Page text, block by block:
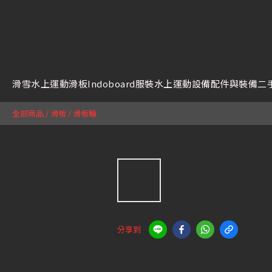
滑雪水上運動滑板Indoboard服裝水上運動設備配件與裝備二
全部商品 / 滑板 / 滑板輪
分享到